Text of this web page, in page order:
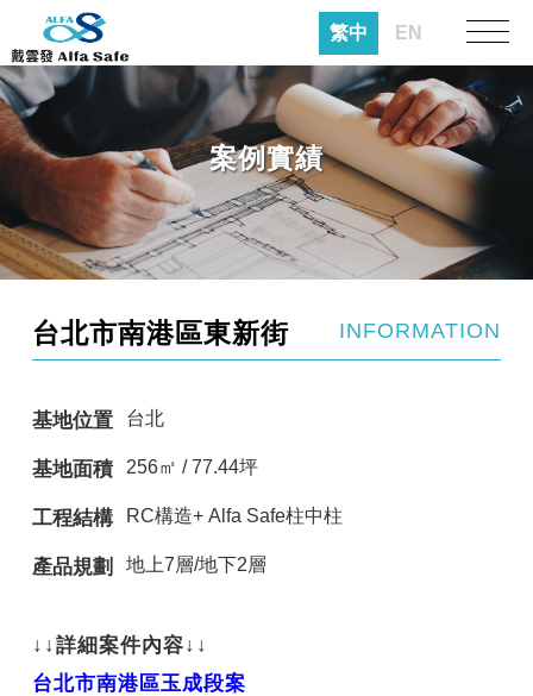
繁中 EN
案例實績
台北市南港區東新街 INFORMATION
基地位置 台北
基地面積 256㎡ / 77.44坪
工程結構 RC構造+ Alfa Safe柱中柱
產品規劃 地上7層/地下2層
↓↓詳細案件內容↓↓
台北市南港區玉成段案